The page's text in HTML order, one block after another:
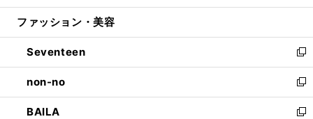
開
ウ
開
く
ン
ウ
で
開
く
ウ
ン
ド
ウ
で
開
く
ファッション・美容
Seventeen
新
し
い
ウ
ィ
non-no
新
し
い
BAILA
新